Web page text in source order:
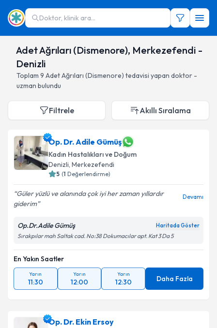
Doktor, klinik ara...
Adet Ağrıları (Dismenore), Merkezefendi -
Denizli
Toplam 9 Adet Ağrıları (Dismenore) tedavisi yapan doktor -
uzman bulundu
Filtrele Akıllı Sıralama
Op. Dr. Adile Gümüş
Kadın Hastalıkları ve Doğum
Denizli, Merkezefendi
5 (1 Değerlendirme)
Güler yüzlü ve alanında çok iyi her zaman yıllardır
giderim
Devamı
Op.Dr.Adile Gümüş Haritada Göster
Sırakpılar mah Saltak cad. No:38 Dokumacılar apt. Kat 3 Da 5
En Yakın Saatler
Yarın
11:30
Yarın
12:00
Yarın
12:30 Daha Fazla
Op. Dr. Ekin Ersoy